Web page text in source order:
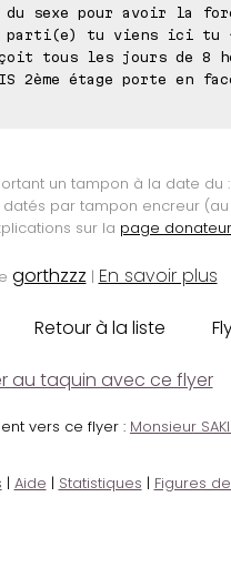
du sexe pour avoir la
parti(e) tu viens ici
tous les jours de 8
2ème étage porte en
un tampon à la date du :
datés par tampon encreur
sur la page
gorthzzz | En savoir plus
Retour à la liste
au taquin avec ce flyer
vers ce flyer : Monsieur
| Aide | Statistiques | Figures